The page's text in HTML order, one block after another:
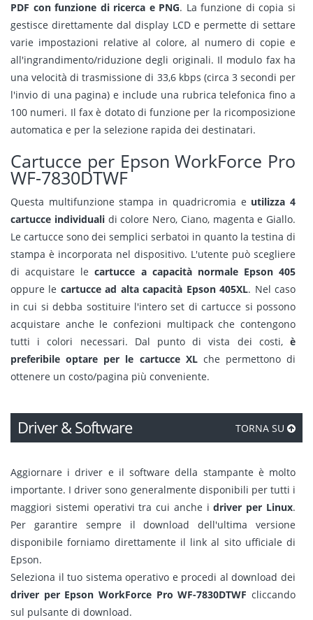
PDF con funzione di ricerca e PNG. La funzione di copia si
gestisce direttamente dal display LCD e permette di settare
varie impostazioni relative al colore, al numero di copie e
all'ingrandimento/riduzione degli originali. Il modulo fax ha
una velocità di trasmissione di 33,6 kbps (circa 3 secondi per
l'invio di una pagina) e include una rubrica telefonica fino a
100 numeri. Il fax è dotato di funzione per la ricomposizione
automatica e per la selezione rapida dei destinatari.
Cartucce per Epson WorkForce Pro
WF-7830DTWF
Questa multifunzione stampa in quadricromia e utilizza 4
cartucce individualidi colore Nero, Ciano, magenta e Giallo.
Le cartucce sono dei semplici serbatoi in quanto la testina di
stampa è incorporata nel dispositivo. L'utente può scegliere
di acquistare lecartucce a capacità normale Epson 405
oppure le cartucce ad alta capacità Epson 405XL. Nel caso
in cui si debba sostituire l'intero set di cartucce si possono
acquistare anche le confezioni multipack che contengono
tutti i colori necessari. Dal punto di vista dei costi, è
preferibile optare per le cartucce XLche permettono di
ottenere un costo/pagina più conveniente.
Driver & Software TORNA SU
Aggiornare i driver e il software della stampante è molto
importante. I driver sono generalmente disponibili per tutti i
maggiori sistemi operativi tra cui anche idriver per Linux.
Per garantire sempre il download dell'ultima versione
disponibile forniamo direttamente il link al sito ufficiale di
Epson.
Seleziona il tuo sistema operativo e procedi al download dei
driver per Epson WorkForce Pro WF-7830DTWF cliccando
sul pulsante di download.